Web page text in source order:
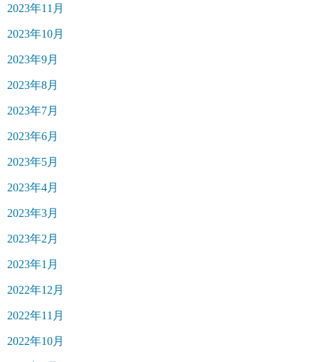
2023年11月
2023年10月
2023年9月
2023年8月
2023年7月
2023年6月
2023年5月
2023年4月
2023年3月
2023年2月
2023年1月
2022年12月
2022年11月
2022年10月